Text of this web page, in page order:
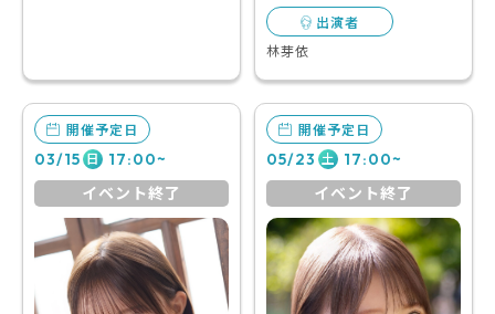
出演者
林芽依
開催予定日
03/15 日 17:00~
イベント終了
開催予定日
05/23 土 17:00~
イベント終了